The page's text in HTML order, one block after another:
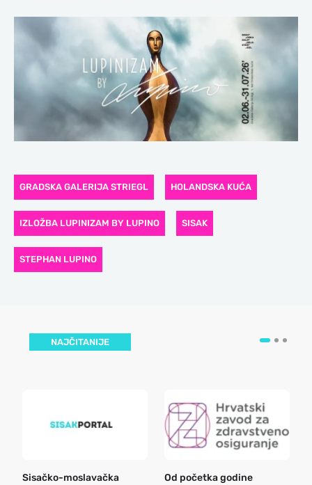
GRADSKA GALERIJA STRIEGL HOLANDSKA KUĆA
IZLOŽBA LUPINIZAM BY LUPINO SISAK
STEPHAN LUPINO
NAJČITANIJE
Sisačko-moslavačka
Od početka godine